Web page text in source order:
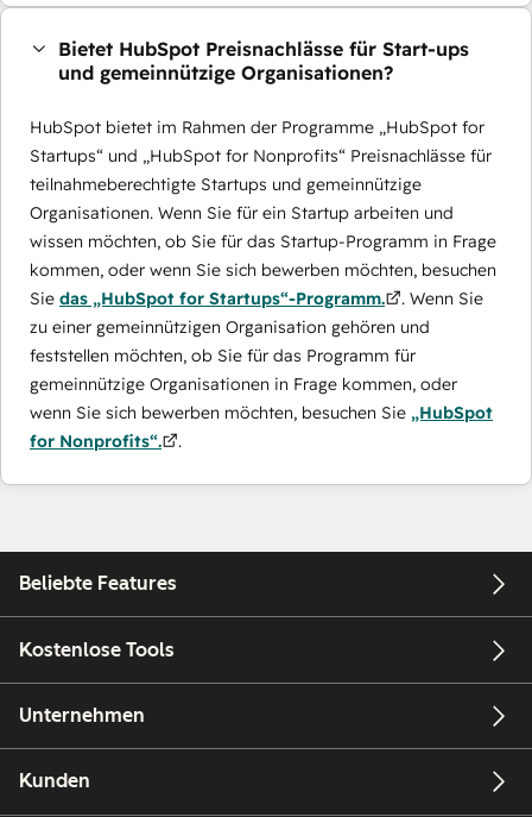
Bietet HubSpot Preisnachlässe für Start-ups
und gemeinnützige Organisationen?
HubSpot bietet im Rahmen der Programme „HubSpot for
Startups“ und „HubSpot for Nonprofits“ Preisnachlässe für
teilnahmeberechtigte Startups und gemeinnützige
Organisationen. Wenn Sie für ein Startup arbeiten und
wissen möchten, ob Sie für das Startup-Programm in Frage
kommen, oder wenn Sie sich bewerben möchten, besuchen
Sie das „HubSpot for Startups“-Programm.
. Wenn Sie
zu einer gemeinnützigen Organisation gehören und
feststellen möchten, ob Sie für das Programm für
gemeinnützige Organisationen in Frage kommen, oder
wenn Sie sich bewerben möchten, besuchen Sie „HubSpot
for Nonprofits“.
.
Beliebte Features
Kostenlose Tools
Unternehmen
Kunden